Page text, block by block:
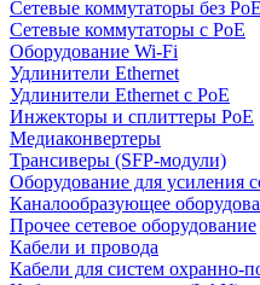
Сетевые коммутаторы без PoE
Сетевые коммутаторы с PoE
Оборудование Wi-Fi
Удлинители Ethernet
Удлинители Ethernet с PoE
Инжекторы и сплиттеры PoE
Медиаконвертеры
Трансиверы (SFP-модули)
Оборудование для усиления
Каналообразующее
Прочее сетевое оборудование
Кабели и провода
Кабели для систем охранно-